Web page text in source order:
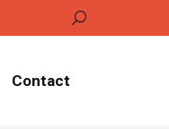
Recherche
:
Contact